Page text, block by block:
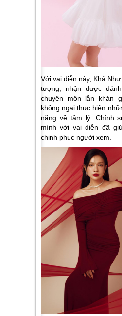
Với vai diễn này, Khả
tượng, nhận được
chuyên môn lẫn khán
không ngại thực hiện
nặng về tâm lý. Chính
mình với vai diễn đã
chinh phục người xem.